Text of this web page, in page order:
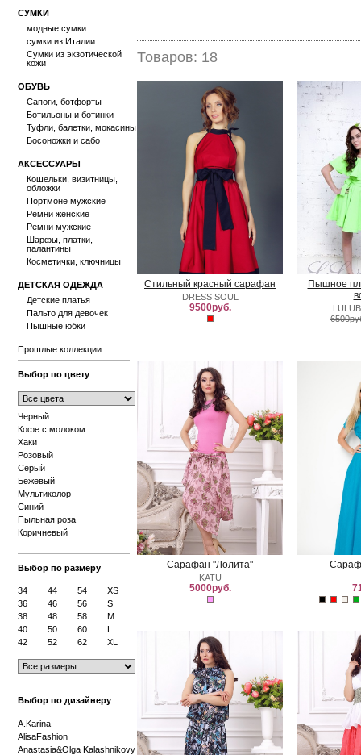
СУМКИ
модные сумки
сумки из Италии
Сумки из экзотической
кожи
ОБУВЬ
Сапоги, ботфорты
Ботильоны и ботинки
Туфли, балетки, мокасины
Босоножки и сабо
АКСЕССУАРЫ
Кошельки, визитницы,
обложки
Портмоне мужские
Ремни женские
Ремни мужские
Шарфы, платки,
палантины
Косметички, ключницы
ДЕТСКАЯ ОДЕЖДА
Детские платья
Пальто для девочек
Пышные юбки
Прошлые коллекции
Выбор по цвету
Черный
Кофе с молоком
Хаки
Розовый
Серый
Бежевый
Мультиколор
Синий
Пыльная роза
Коричневый
Выбор по размеру
34 44 54
XS
36
46 56
S
38
48 58
M
40
50 60
L
42
52 62 XL
Выбор по дизайнеру
A.Karina
AlisaFashion
Anastasia&Olga Kalashnikovy
Товаров: 18
Стильный красный сарафан
DRESS SOUL
9500руб.
Пышное
Сарафан "Лолита"
KATU
5000руб.